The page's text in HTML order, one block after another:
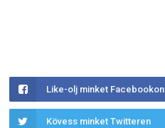
Like-olj minket Facebookon
Kövess minket Twitteren